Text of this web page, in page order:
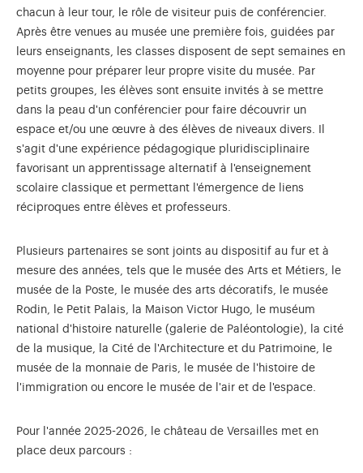
chacun à leur tour, le rôle de visiteur puis de conférencier.
Après être venues au musée une première fois, guidées par
leurs enseignants, les classes disposent de sept semaines en
moyenne pour préparer leur propre visite du musée. Par
petits groupes, les élèves sont ensuite invités à se mettre
dans la peau d'un conférencier pour faire découvrir un
espace et/ou une œuvre à des élèves de niveaux divers. Il
s'agit d'une expérience pédagogique pluridisciplinaire
favorisant un apprentissage alternatif à l'enseignement
scolaire classique et permettant l'émergence de liens
réciproques entre élèves et professeurs.
Plusieurs partenaires se sont joints au dispositif au fur et à
mesure des années, tels que le musée des Arts et Métiers, le
musée de la Poste, le musée des arts décoratifs, le musée
Rodin, le Petit Palais, la Maison Victor Hugo, le muséum
national d'histoire naturelle (galerie de Paléontologie), la cité
de la musique, la Cité de l'Architecture et du Patrimoine, le
musée de la monnaie de Paris, le musée de l'histoire de
l'immigration ou encore le musée de l'air et de l'espace.
Pour l'année 2025-2026, le château de Versailles met en
place deux parcours :